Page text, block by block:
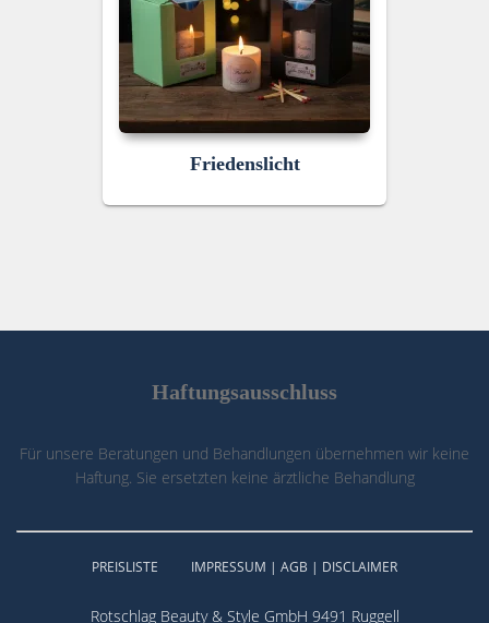
Friedenslicht
Haftungsausschluss
Für unsere Beratungen und Behandlungen übernehmen wir keine
Haftung. Sie ersetzten keine ärztliche Behandlung
PREISLISTE IMPRESSUM | AGB | DISCLAIMER
Rotschlag Beauty & Style GmbH 9491 Ruggell